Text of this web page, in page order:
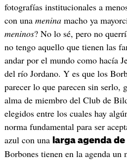
fotografías institucionales a
con una meninamacho ya
meninos? No lo sé, pero no
no tengo aquello que tienen las
andar por el mundo como hacía
del río Jordano. Y es que los
parecer lo que parecen sin serlo,
alma de miembro del Club de
elegidos entre los cuales hay
norma fundamental para ser
azul con una larga agenda
Borbones tienen en la agenda un